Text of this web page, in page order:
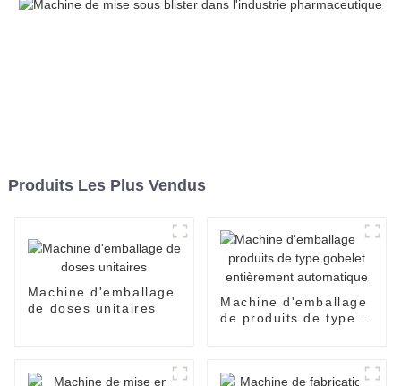
Produits Les Plus Vendus
Machine d'emballage
de doses unitaires
Machine d'emballage
de produits de type